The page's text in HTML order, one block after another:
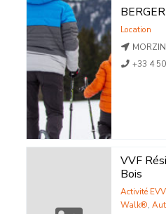
Location
+33 4
VVF
Bois
Activité
Walk®,